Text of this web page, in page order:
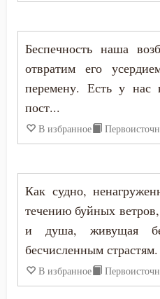
Бесы
Благоговение
Благочестие
Ближний
Блуд
Беспечность наша
отвратим его
перемену. Есть у
пост...
В избранное
Как судно,
течению буйных
и душа, живущая
бесчисленным страстям.
В избранное